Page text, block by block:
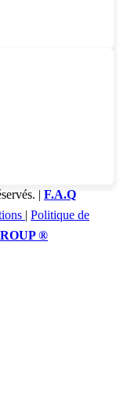
| F.A.Q
| Politique de
®